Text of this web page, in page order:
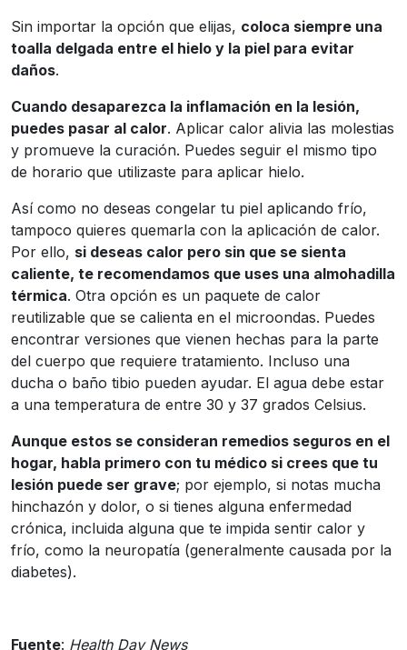
Sin importar la opción que elijas, coloca siempre una
toalla delgada entre el hielo y la piel para evitar
daños.
Cuando desaparezca la inflamación en la lesión,
puedes pasar al calor. Aplicar calor alivia las molestias
y promueve la curación. Puedes seguir el mismo tipo
de horario que utilizaste para aplicar hielo.
Así como no deseas congelar tu piel aplicando frío,
tampoco quieres quemarla con la aplicación de calor.
Por ello, si deseas calor pero sin que se sienta
caliente, te recomendamos que uses una almohadilla
térmica. Otra opción es un paquete de calor
reutilizable que se calienta en el microondas. Puedes
encontrar versiones que vienen hechas para la parte
del cuerpo que requiere tratamiento. Incluso una
ducha o baño tibio pueden ayudar. El agua debe estar
a una temperatura de entre 30 y 37 grados Celsius.
Aunque estos se consideran remedios seguros en el
hogar, habla primero con tu médico si crees que tu
lesión puede ser grave; por ejemplo, si notas mucha
hinchazón y dolor, o si tienes alguna enfermedad
crónica, incluida alguna que te impida sentir calor y
frío, como la neuropatía (generalmente causada por la
diabetes).
Fuente: Health Day News